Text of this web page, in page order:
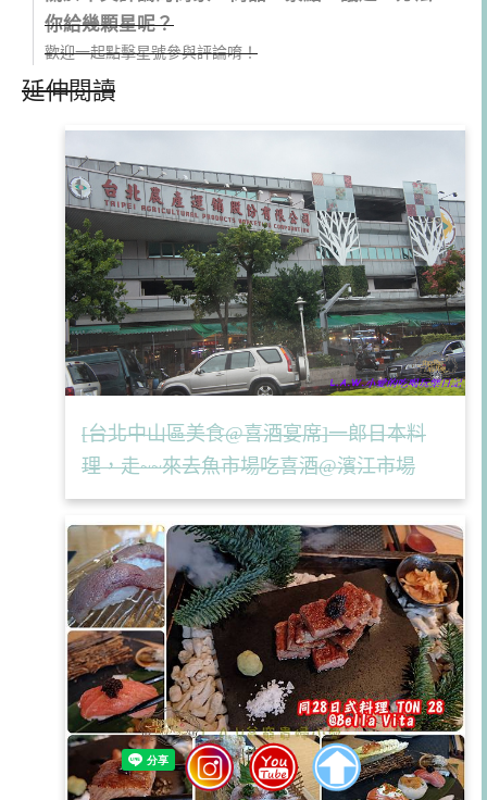
你給幾顆星呢？
歡迎一起點擊星號參與評論唷！
延伸閱讀
[台北中山區美食@喜酒宴席]一郎日本料
理，走~~來去魚市場吃喜酒@濱江市場